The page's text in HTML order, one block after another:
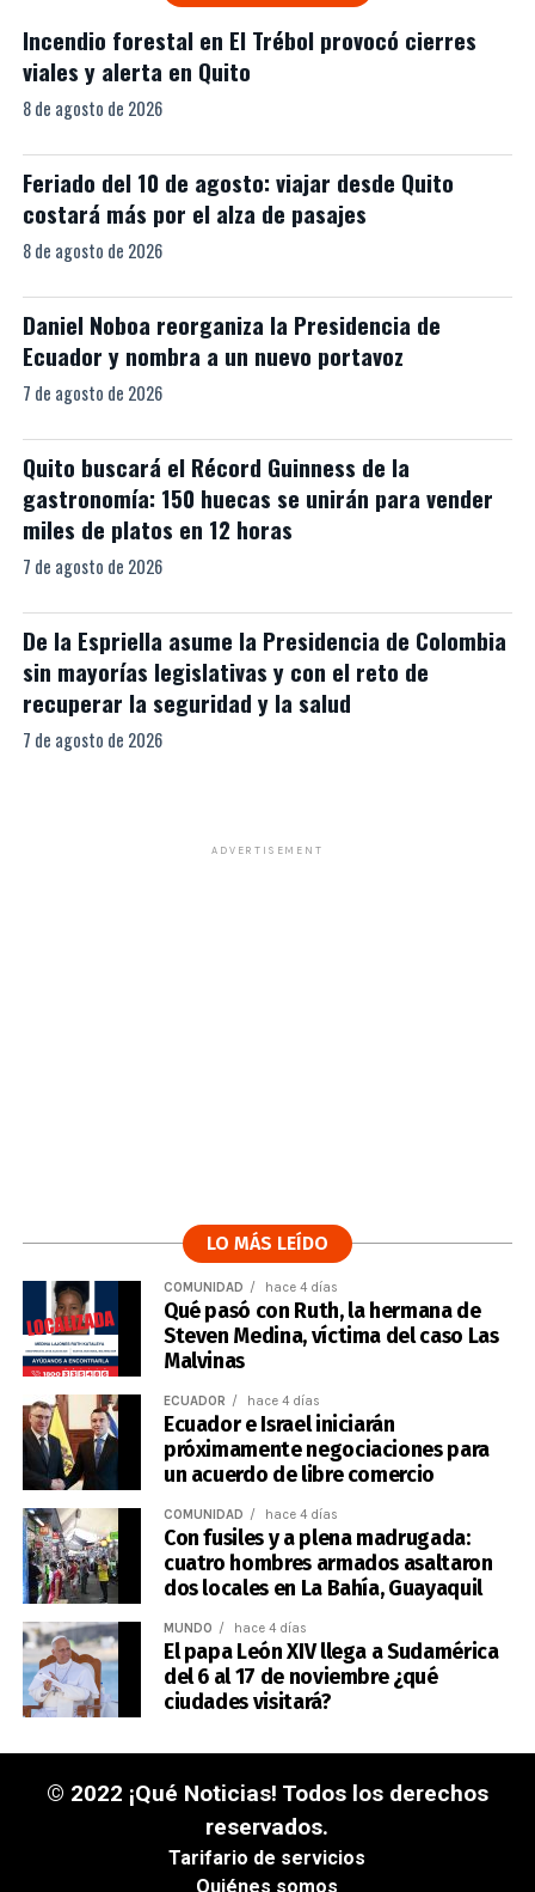
Incendio forestal en El Trébol provocó cierres
viales y alerta en Quito
8 de agosto de 2026
Feriado del 10 de agosto: viajar desde Quito
costará más por el alza de pasajes
8 de agosto de 2026
Daniel Noboa reorganiza la Presidencia de
Ecuador y nombra a un nuevo portavoz
7 de agosto de 2026
Quito buscará el Récord Guinness de la
gastronomía: 150 huecas se unirán para vender
miles de platos en 12 horas
7 de agosto de 2026
De la Espriella asume la Presidencia de Colombia
sin mayorías legislativas y con el reto de
recuperar la seguridad y la salud
7 de agosto de 2026
ADVERTISEMENT
LO MÁS LEÍDO
COMUNIDAD hace 4 días
Qué pasó con Ruth, la hermana de
Steven Medina, víctima del caso Las
Malvinas
ECUADOR hace 4 días
Ecuador e Israel iniciarán
próximamente negociaciones para
un acuerdo de libre comercio
COMUNIDAD hace 4 días
Con fusiles y a plena madrugada:
cuatro hombres armados asaltaron
dos locales en La Bahía, Guayaquil
MUNDO hace 4 días
El papa León XIV llega a Sudamérica
del 6 al 17 de noviembre ¿qué
ciudades visitará?
© 2022 ¡Qué Noticias! Todos los derechos
reservados.
Tarifario de servicios
Quiénes somos